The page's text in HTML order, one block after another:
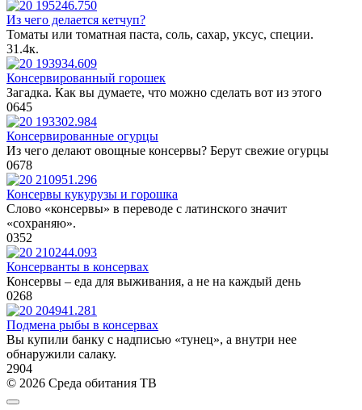
Из чего делается кетчуп?
Томаты или томатная паста, соль, сахар, уксус, специи.
31.4к.
Консервированный горошек
Загадка. Как вы думаете, что можно сделать вот из этого
0645
Консервированные огурцы
Из чего делают овощные консервы? Берут свежие огурцы
0678
Консервы кукурузы и горошка
Слово «консервы» в переводе с латинского значит
«сохраняю».
0352
Консерванты в консервах
Консервы – еда для выживания, а не на каждый день
0268
Подмена рыбы в консервах
Вы купили банку с надписью «тунец», а внутри нее
обнаружили салаку.
2904
© 2026 Среда обитания ТВ